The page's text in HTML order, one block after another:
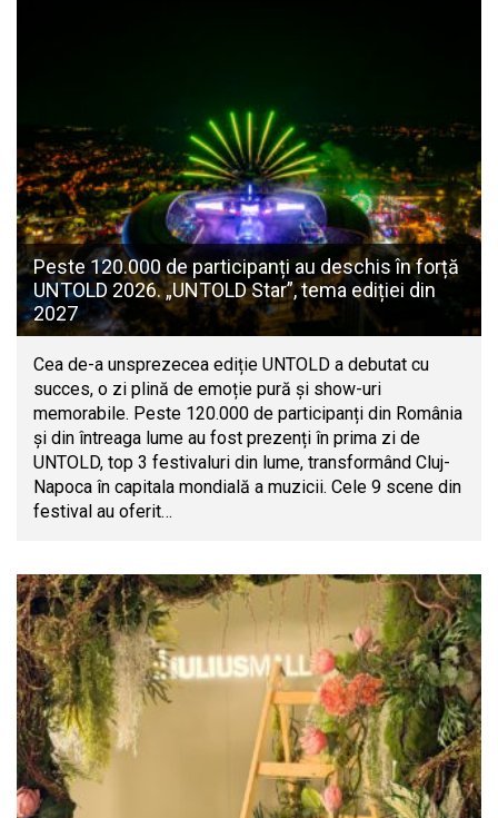
Peste 120.000 de participanți au deschis în forță
UNTOLD 2026. „UNTOLD Star”, tema ediției din
2027
Cea de-a unsprezecea ediție UNTOLD a debutat cu
succes, o zi plină de emoție pură și show-uri
memorabile. Peste 120.000 de participanți din România
și din întreaga lume au fost prezenți în prima zi de
UNTOLD, top 3 festivaluri din lume, transformând Cluj-
Napoca în capitala mondială a muzicii. Cele 9 scene din
festival au oferit…